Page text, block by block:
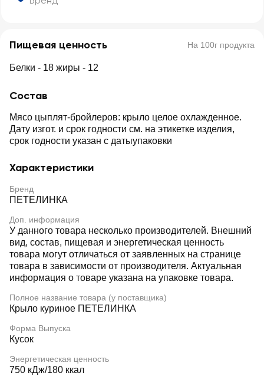
Пищевая ценность На 100г продукта
Белки - 18 жиры - 12
Состав
Мясо цыплят-бройлеров: крыло целое охлажденное.
Дату изгот. и срок годности см. на этикетке изделия,
срок годности указан с датыупаковки
Характеристики
Бренд
ПЕТЕЛИНКА
Доп. информация
У данного товара несколько производителей. Внешний
вид, состав, пищевая и энергетическая ценность
товара могут отличаться от заявленных на странице
товара в зависимости от производителя. Актуальная
информация о товаре указана на упаковке товара.
Полное название товара (у поставщика)
Крыло куриное ПЕТЕЛИНКА
Форма Выпуска
Кусок
Энергетическая ценность
750 кДж/180 ккал